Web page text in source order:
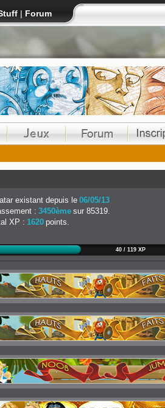
| Forum
existant depuis le 06/05/13
: 3450ème sur 85319.
XP : 1620 points.
40 / 119 XP